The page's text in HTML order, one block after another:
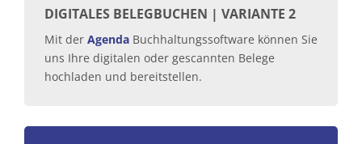
DIGITALES BELEGBUCHEN | VARIANTE 2
Mit der Agenda Buchhaltungssoftware können Sie
uns Ihre digitalen oder gescannten Belege
hochladen und bereitstellen.